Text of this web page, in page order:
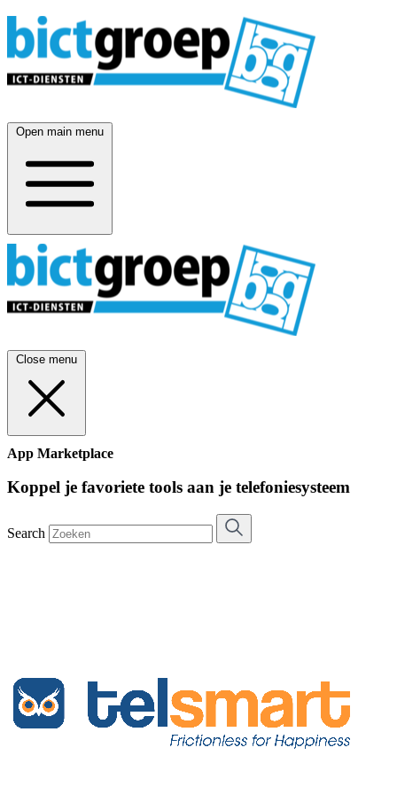
Open main menu
Close menu
App Marketplace
Koppel je favoriete tools aan je telefoniesysteem
Search